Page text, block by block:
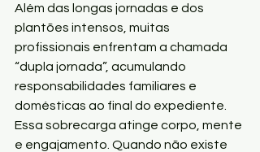
Além das longas jornadas e dos
plantões intensos, muitas
profissionais enfrentam a chamada
“dupla jornada”, acumulando
responsabilidades familiares e
domésticas ao final do expediente.
Essa sobrecarga atinge corpo, mente
e engajamento. Quando não existe